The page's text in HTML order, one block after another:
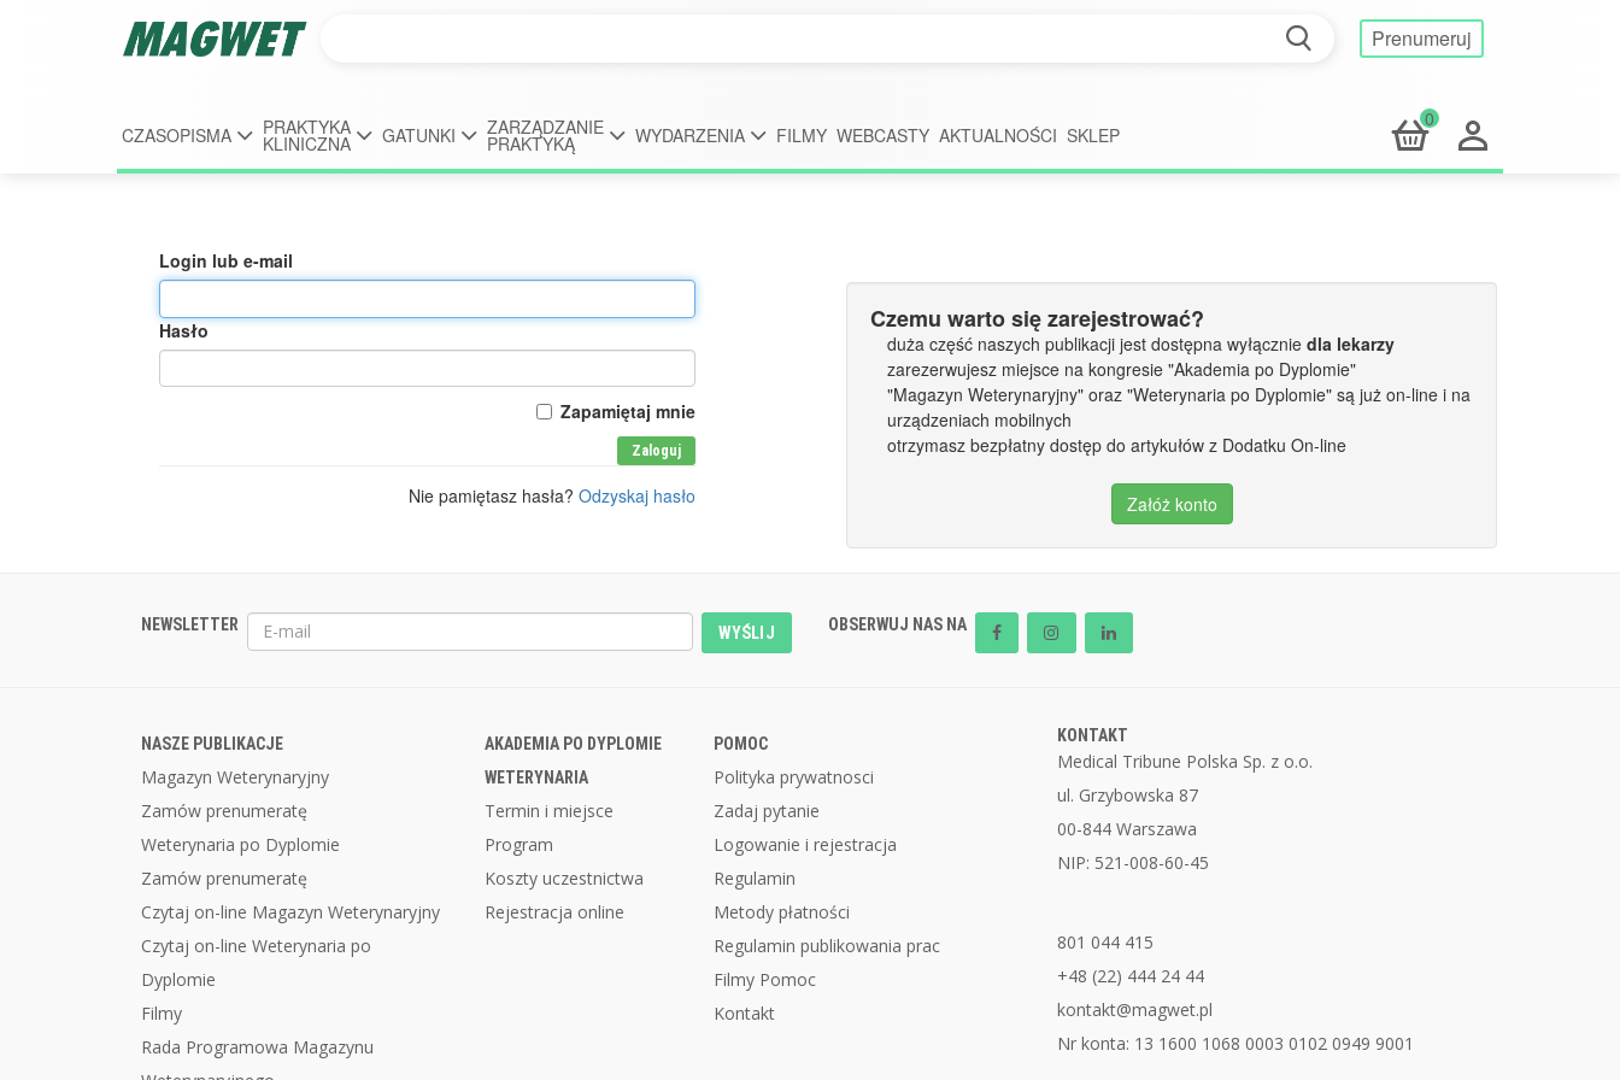
Prenumeruj
CZASOPISMA PRAKTYKA
KLINICZNA GATUNKI ZARZĄDZANIE
PRAKTYKĄ WYDARZENIA FILMY WEBCASTY AKTUALNOŚCI SKLEP
0
Login lub e-mail
Hasło
Zapamiętaj mnie
Zaloguj
Nie pamiętasz hasła? Odzyskaj hasło
Czemu warto się zarejestrować?
duża część naszych publikacji jest dostępna wyłącznie dla lekarzy
zarezerwujesz miejsce na kongresie "Akademia po Dyplomie"
"Magazyn Weterynaryjny" oraz "Weterynaria po Dyplomie" są już on-line i na
urządzeniach mobilnych
otrzymasz bezpłatny dostęp do artykułów z Dodatku On-line
Załóż konto
NEWSLETTER WYŚLIJ OBSERWUJ NAS NA
NASZE PUBLIKACJE
Magazyn Weterynaryjny
Zamów prenumeratę
Weterynaria po Dyplomie
Zamów prenumeratę
Czytaj on-line Magazyn Weterynaryjny
Czytaj on-line Weterynaria po
Dyplomie
Filmy
Rada Programowa Magazynu
AKADEMIA PO DYPLOMIE
WETERYNARIA
Termin i miejsce
Program
Koszty uczestnictwa
Rejestracja online
POMOC
Polityka prywatnosci
Zadaj pytanie
Logowanie i rejestracja
Regulamin
Metody płatności
Regulamin publikowania prac
Filmy Pomoc
Kontakt
KONTAKT
Medical Tribune Polska Sp. z o.o.
ul. Grzybowska 87
00-844 Warszawa
NIP: 521-008-60-45
801 044 415
+48 (22) 444 24 44
kontakt@magwet.pl
Nr konta: 13 1600 1068 0003 0102 0949 9001